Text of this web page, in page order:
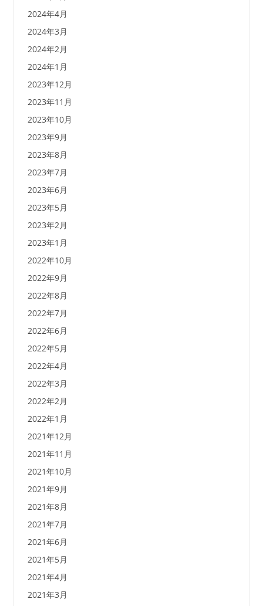
2024年4月
2024年3月
2024年2月
2024年1月
2023年12月
2023年11月
2023年10月
2023年9月
2023年8月
2023年7月
2023年6月
2023年5月
2023年2月
2023年1月
2022年10月
2022年9月
2022年8月
2022年7月
2022年6月
2022年5月
2022年4月
2022年3月
2022年2月
2022年1月
2021年12月
2021年11月
2021年10月
2021年9月
2021年8月
2021年7月
2021年6月
2021年5月
2021年4月
2021年3月